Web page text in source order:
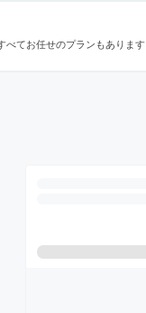
てお任せのプランもあります